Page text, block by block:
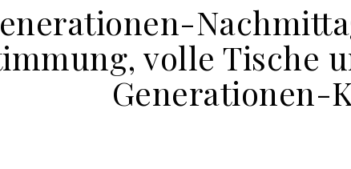
volle Tische
Generationen-